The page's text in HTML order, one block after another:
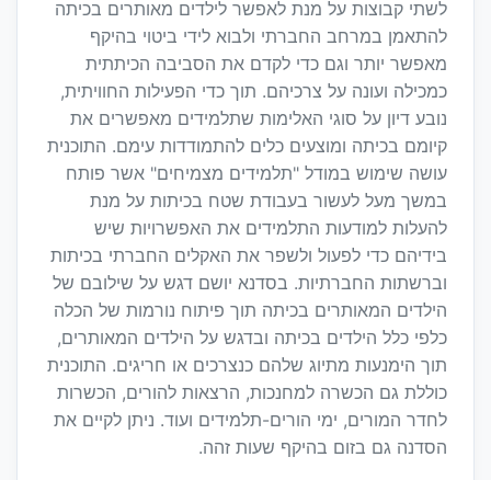
לשתי קבוצות על מנת לאפשר לילדים מאותרים בכיתה
להתאמן במרחב החברתי ולבוא לידי ביטוי בהיקף
מאפשר יותר וגם כדי לקדם את הסביבה הכיתתית
כמכילה ועונה על צרכיהם. תוך כדי הפעילות החוויתית,
נובע דיון על סוגי האלימות שתלמידים מאפשרים את
קיומם בכיתה ומוצעים כלים להתמודדות עימם. התוכנית
עושה שימוש במודל "תלמידים מצמיחים" אשר פותח
במשך מעל לעשור בעבודת שטח בכיתות על מנת
להעלות למודעות התלמידים את האפשרויות שיש
בידיהם כדי לפעול ולשפר את האקלים החברתי בכיתות
וברשתות החברתיות. בסדנא יושם דגש על שילובם של
הילדים המאותרים בכיתה תוך פיתוח נורמות של הכלה
כלפי כלל הילדים בכיתה ובדגש על הילדים המאותרים,
תוך הימנעות מתיוג שלהם כנצרכים או חריגים. התוכנית
כוללת גם הכשרה למחנכות, הרצאות להורים, הכשרות
לחדר המורים, ימי הורים-תלמידים ועוד. ניתן לקיים את
הסדנה גם בזום בהיקף שעות זהה.